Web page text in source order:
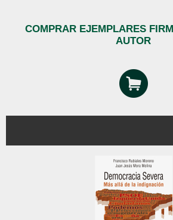
COMPRAR EJEMPLARES
AUTOR